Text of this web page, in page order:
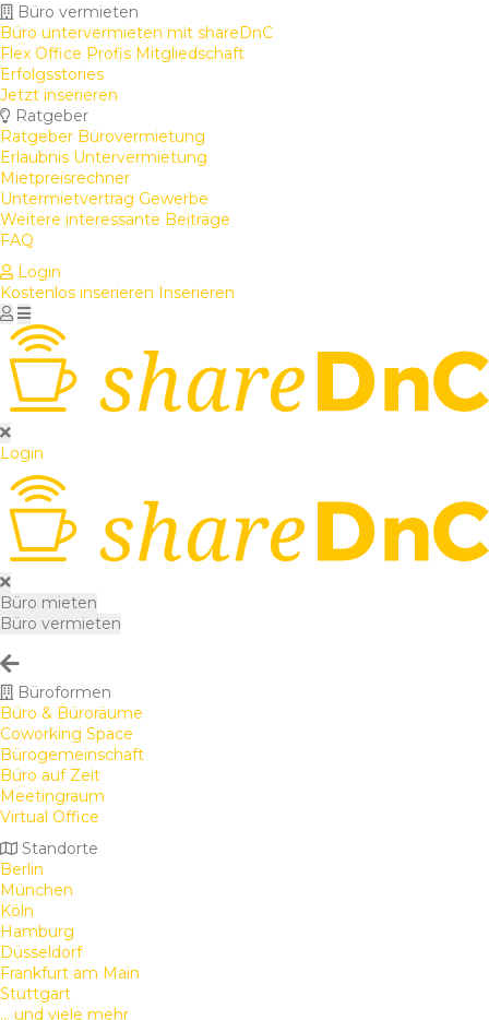
Büro vermieten
Büro untervermieten mit shareDnC
Flex Office Profis Mitgliedschaft
Erfolgsstories
Jetzt inserieren
Ratgeber
Ratgeber Bürovermietung
Erlaubnis Untervermietung
Mietpreisrechner
Untermietvertrag Gewerbe
Weitere interessante Beiträge
FAQ
Login
Kostenlos inserieren Inserieren
Login
Büro mieten
Büro vermieten
Büroformen
Büro & Büroräume
Coworking Space
Bürogemeinschaft
Büro auf Zeit
Meetingraum
Virtual Office
Standorte
Berlin
München
Köln
Hamburg
Düsseldorf
Frankfurt am Main
Stuttgart
... und viele mehr